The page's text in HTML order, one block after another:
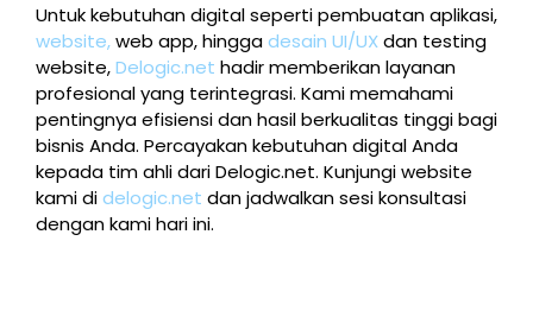
Untuk kebutuhan digital seperti pembuatan aplikasi,
website,web app, hinggadesain UI/UXdan testing
website,Delogic.net hadir memberikan layanan
profesional yang terintegrasi. Kami memahami
pentingnya efisiensi dan hasil berkualitas tinggi bagi
bisnis Anda. Percayakan kebutuhan digital Anda
kepada tim ahli dari Delogic.net. Kunjungi website
kami didelogic.net dan jadwalkan sesi konsultasi
dengan kami hari ini.